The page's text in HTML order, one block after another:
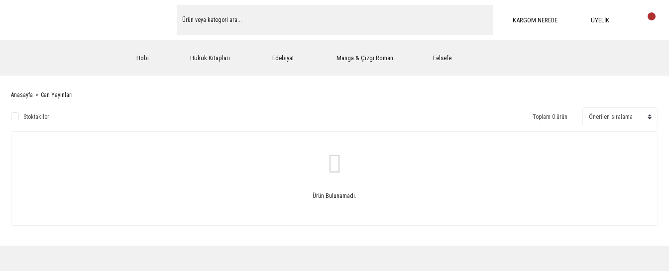
KARGOM NEREDE ÜYELİK
Hobi Hukuk Kitapları Edebiyat Manga & Çizgi Roman Felsefe
Anasayfa Can Yayınları
Stoktakiler Toplam 0 ürün
Ürün Bulunamadı.